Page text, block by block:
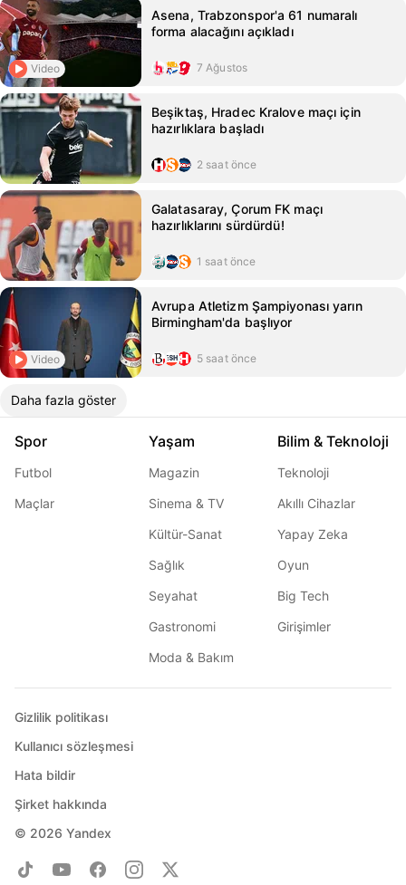
Video
Asena, Trabzonspor'a 61 numaralı
forma alacağını açıkladı
7 Ağustos
Beşiktaş, Hradec Kralove maçı için
hazırlıklara başladı
2 saat önce
Galatasaray, Çorum FK maçı
hazırlıklarını sürdürdü!
1 saat önce
Video
Avrupa Atletizm Şampiyonası yarın
Birmingham'da başlıyor
5 saat önce
Daha fazla göster
Spor
Futbol
Maçlar
Yaşam
Magazin
Sinema & TV
Kültür-Sanat
Sağlık
Seyahat
Gastronomi
Moda & Bakım
Bilim & Teknoloji
Teknoloji
Akıllı Cihazlar
Yapay Zeka
Oyun
Big Tech
Girişimler
© 2026 Yandex
Gizlilik politikası
Kullanıcı sözleşmesi
Hata bildir
Şirket hakkında